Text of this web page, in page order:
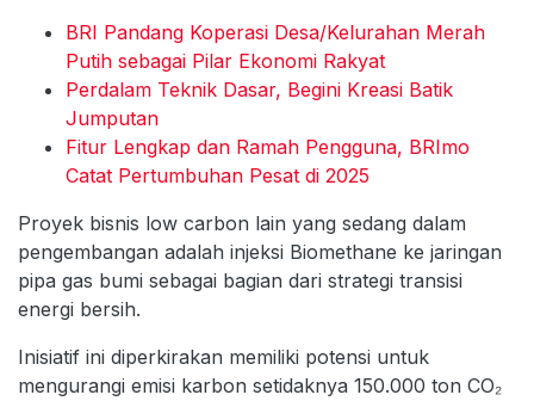
BRI Pandang Koperasi Desa/Kelurahan Merah
Putih sebagai Pilar Ekonomi Rakyat
Perdalam Teknik Dasar, Begini Kreasi Batik
Jumputan
Fitur Lengkap dan Ramah Pengguna, BRImo
Catat Pertumbuhan Pesat di 2025
Proyek bisnis low carbon lain yang sedang dalam
pengembangan adalah injeksi Biomethane ke jaringan
pipa gas bumi sebagai bagian dari strategi transisi
energi bersih.
Inisiatif ini diperkirakan memiliki potensi untuk
mengurangi emisi karbon setidaknya 150.000 ton CO₂